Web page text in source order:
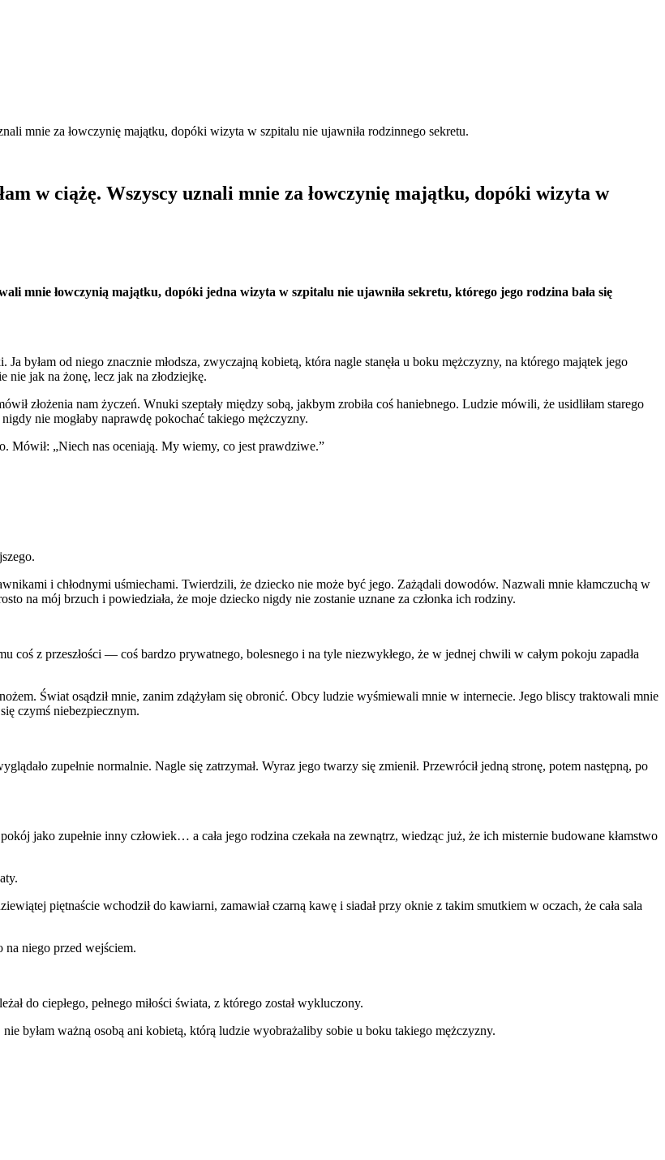
mnie za łowczynię majątku, dopóki wizyta w szpitalu nie ujawniła rodzinnego sekretu.
w ciążę. Wszyscy uznali mnie za łowczynię majątku, dopóki wizyta w
mnie łowczynią majątku, dopóki jedna wizyta w szpitalu nie ujawniła sekretu, którego jego rodzina bała się
byłam od niego znacznie młodsza, zwyczajną kobietą, która nagle stanęła u boku mężczyzny, na którego majątek jego
nie jak na żonę, lecz jak na złodziejkę.
złożenia nam życzeń. Wnuki szeptały między sobą, jakbym zrobiła coś haniebnego. Ludzie mówili, że usidliłam starego
nie mogłaby naprawdę pokochać takiego mężczyzny.
Mówił: „Niech nas oceniają. My wiemy, co jest prawdziwe.”
i chłodnymi uśmiechami. Twierdzili, że dziecko nie może być jego. Zażądali dowodów. Nazwali mnie kłamczuchą w
na mój brzuch i powiedziała, że moje dziecko nigdy nie zostanie uznane za członka ich rodziny.
coś z przeszłości — coś bardzo prywatnego, bolesnego i na tyle niezwykłego, że w jednej chwili w całym pokoju zapadła
Świat osądził mnie, zanim zdążyłam się obronić. Obcy ludzie wyśmiewali mnie w internecie. Jego bliscy traktowali mnie
czymś niebezpiecznym.
zupełnie normalnie. Nagle się zatrzymał. Wyraz jego twarzy się zmienił. Przewrócił jedną stronę, potem następną, po
jako zupełnie inny człowiek… a cała jego rodzina czekała na zewnątrz, wiedząc już, że ich misternie budowane kłamstwo
piętnaście wchodził do kawiarni, zamawiał czarną kawę i siadał przy oknie z takim smutkiem w oczach, że cała sala
na niego przed wejściem.
do ciepłego, pełnego miłości świata, z którego został wykluczony.
byłam ważną osobą ani kobietą, którą ludzie wyobrażaliby sobie u boku takiego mężczyzny.